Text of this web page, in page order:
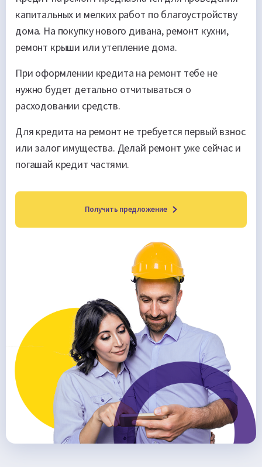
капитальных и мелких работ по благоустройству
дома. На покупку нового дивана, ремонт кухни,
ремонт крыши или утепление дома.
При оформлении кредита на ремонт тебе не
нужно будет детально отчитываться о
расходовании средств.
Для кредита на ремонт не требуется первый взнос
или залог имущества. Делай ремонт уже сейчас и
погашай кредит частями.
Получить предложение